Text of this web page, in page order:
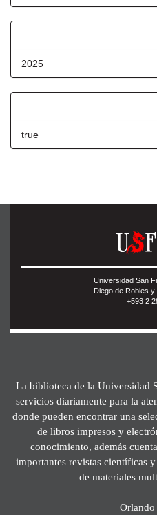
2025
true
Universidad San
Diego de Robles
+593 2
La biblioteca de la Universidad
servicios diariamente para la
donde pueden encontrar una
de libros impresos y
conocimiento, además
importantes revistas científicas
de materiales
Orlando